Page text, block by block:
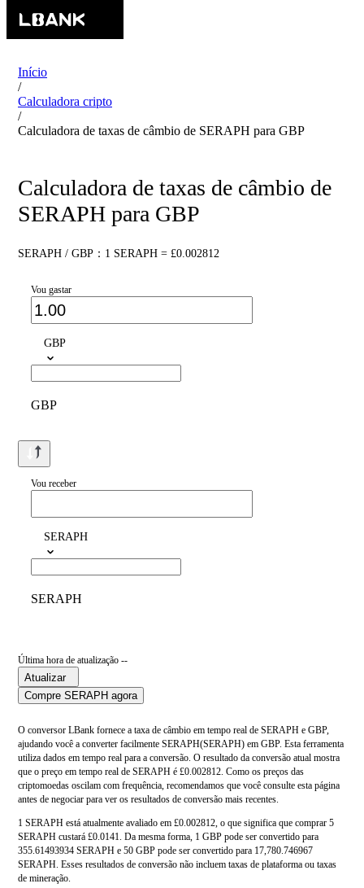
Início
/
Calculadora cripto
/
Calculadora de taxas de câmbio de SERAPH para GBP
Calculadora de taxas de câmbio de
SERAPH para GBP
SERAPH / GBP：1 SERAPH = £0.002812
Vou gastar
GBP
GBP
Vou receber
SERAPH
SERAPH
Última hora de atualização --
Atualizar
Compre SERAPH agora
O conversor LBank fornece a taxa de câmbio em tempo real de SERAPH e GBP,
ajudando você a converter facilmente SERAPH(SERAPH) em GBP. Esta ferramenta
utiliza dados em tempo real para a conversão. O resultado da conversão atual mostra
que o preço em tempo real de SERAPH é £0.002812. Como os preços das
criptomoedas oscilam com frequência, recomendamos que você consulte esta página
antes de negociar para ver os resultados de conversão mais recentes.
1 SERAPH está atualmente avaliado em £0.002812, o que significa que comprar 5
SERAPH custará £0.0141. Da mesma forma, 1 GBP pode ser convertido para
355.61493934 SERAPH e 50 GBP pode ser convertido para 17,780.746967
SERAPH. Esses resultados de conversão não incluem taxas de plataforma ou taxas
de mineração.